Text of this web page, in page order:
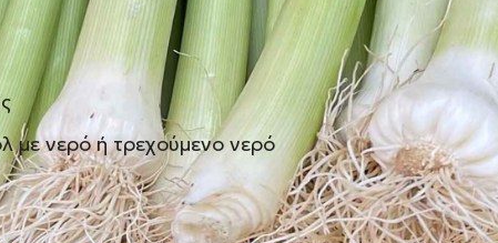
με νερό ή τρεχούμενο νερό
τα άκρα
της ρίζας και την πάνω, σκληρή πράσινη